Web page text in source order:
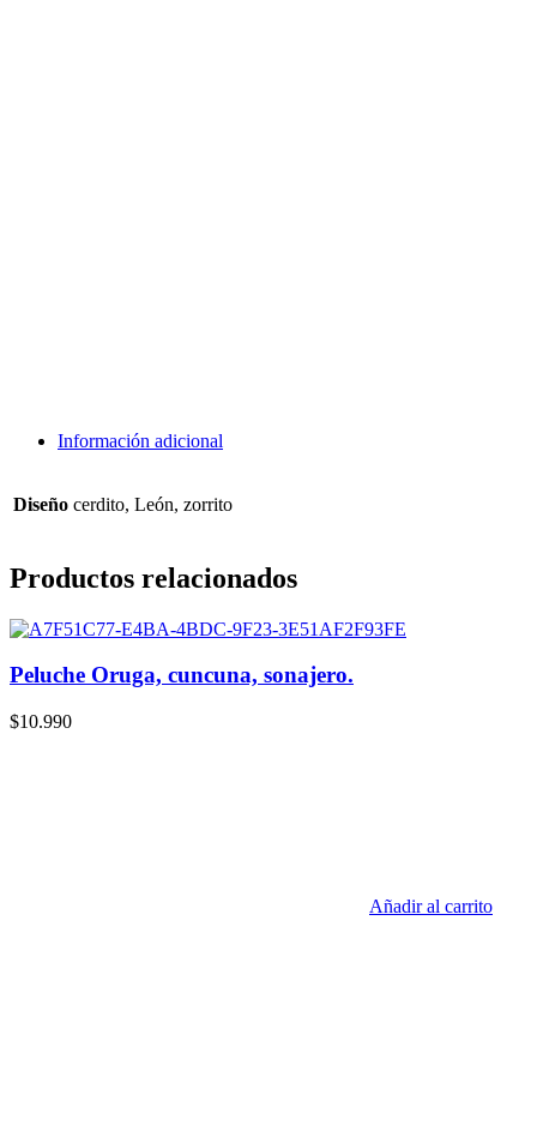
Información adicional
Diseño cerdito, León, zorrito
Productos relacionados
Peluche Oruga, cuncuna, sonajero.
$10.990
Añadir al carrito